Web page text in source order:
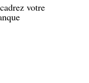
votre